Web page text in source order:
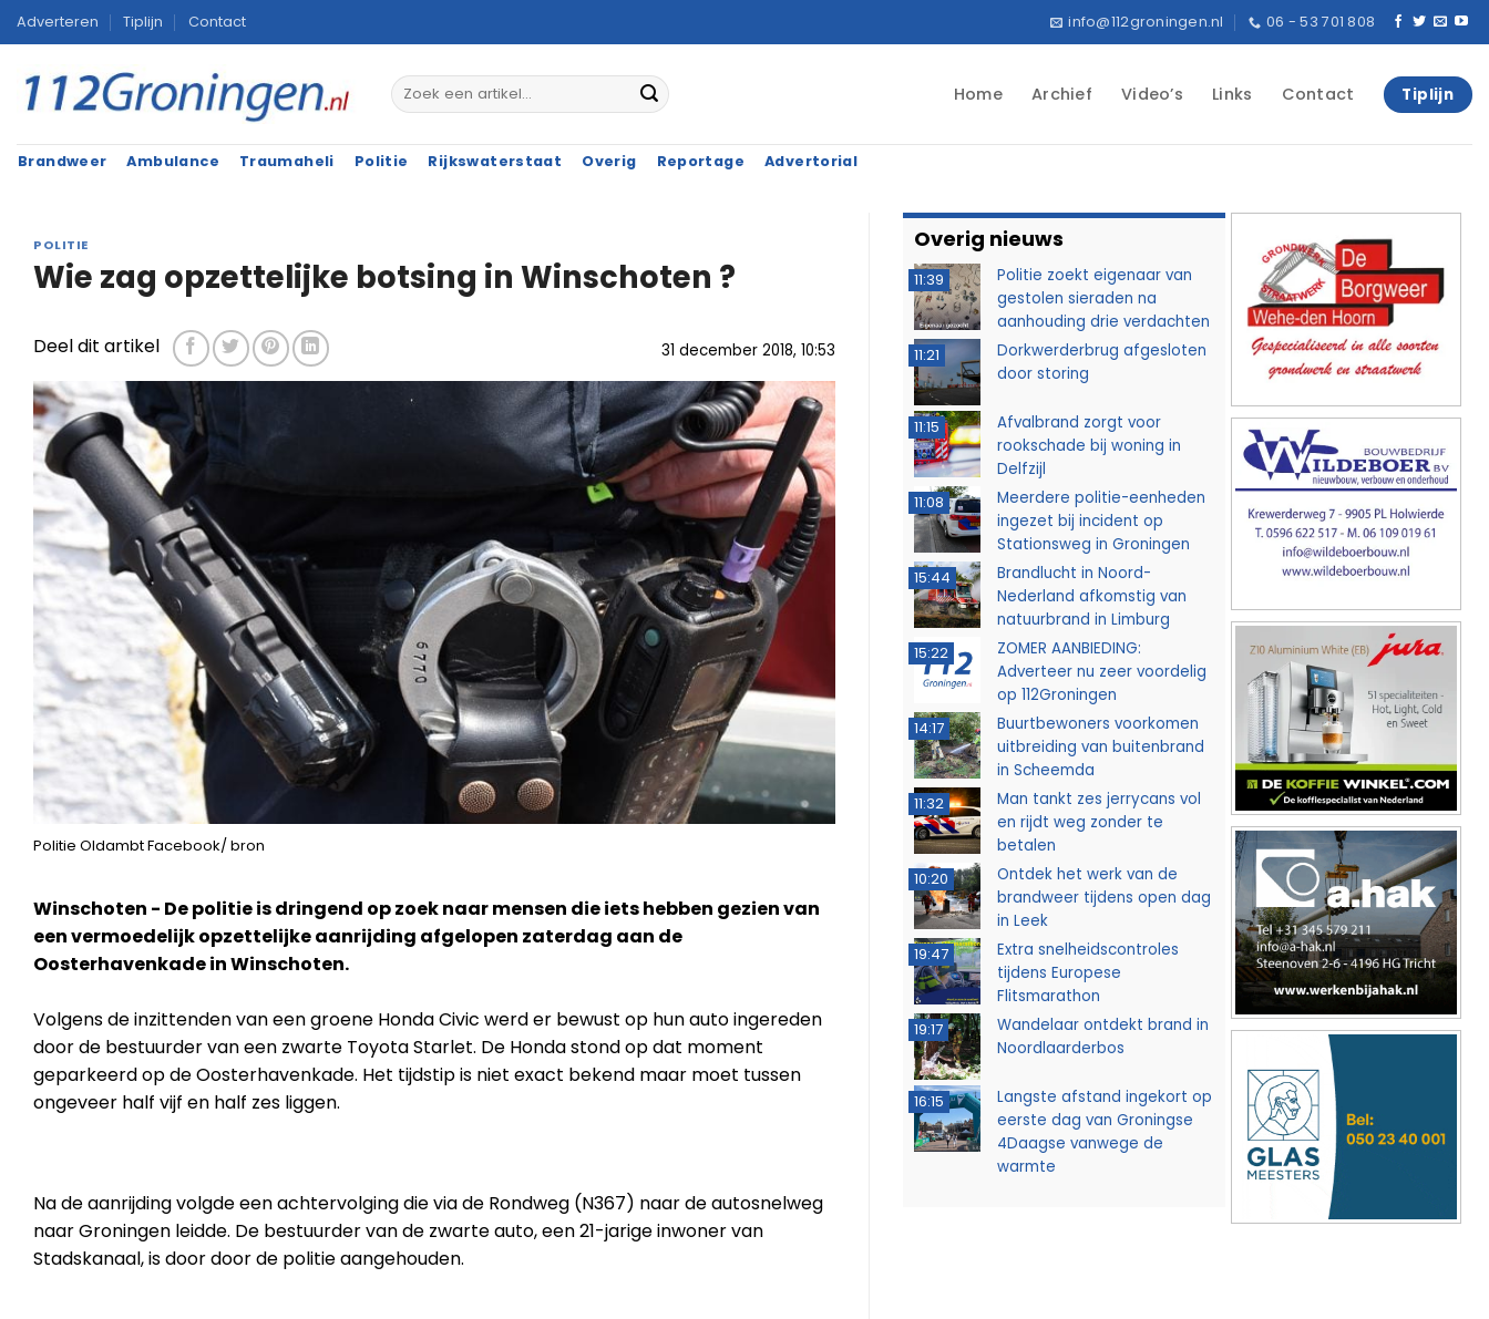
Ga
naar
inhoud
Adverteren Tiplijn Contact info@112groningen.nl 06 - 53 701 808
Home Archief Video’s Links Contact Tiplijn
Brandweer Ambulance Traumaheli Politie Rijkswaterstaat Overig Reportage Advertorial
POLITIE
Wie zag opzettelijke botsing in Winschoten ?
31 december 2018, 10:53
Deel dit artikel
Politie Oldambt Facebook/ bron
Winschoten - De politie is dringend op zoek naar mensen die iets hebben gezien van
een vermoedelijk opzettelijke aanrijding afgelopen zaterdag aan de
Oosterhavenkade in Winschoten.
Volgens de inzittenden van een groene Honda Civic werd er bewust op hun auto ingereden
door de bestuurder van een zwarte Toyota Starlet. De Honda stond op dat moment
geparkeerd op de Oosterhavenkade. Het tijdstip is niet exact bekend maar moet tussen
ongeveer half vijf en half zes liggen.
Na de aanrijding volgde een achtervolging die via de Rondweg (N367) naar de autosnelweg
naar Groningen leidde. De bestuurder van de zwarte auto, een 21-jarige inwoner van
Stadskanaal, is door door de politie aangehouden.
Overig nieuws
11:39
Politie zoekt eigenaar van
gestolen sieraden na
aanhouding drie verdachten
11:21
Dorkwerderbrug afgesloten
door storing
11:15
Afvalbrand zorgt voor
rookschade bij woning in
Delfzijl
11:08
Meerdere politie-eenheden
ingezet bij incident op
Stationsweg in Groningen
15:44
Brandlucht in Noord-
Nederland afkomstig van
natuurbrand in Limburg
15:22
ZOMER AANBIEDING:
Adverteer nu zeer voordelig
op 112Groningen
14:17
Buurtbewoners voorkomen
uitbreiding van buitenbrand
in Scheemda
11:32
Man tankt zes jerrycans vol
en rijdt weg zonder te
betalen
10:20
Ontdek het werk van de
brandweer tijdens open dag
in Leek
19:47
Extra snelheidscontroles
tijdens Europese
Flitsmarathon
19:17
Wandelaar ontdekt brand in
Noordlaarderbos
16:15
Langste afstand ingekort op
eerste dag van Groningse
4Daagse vanwege de
warmte